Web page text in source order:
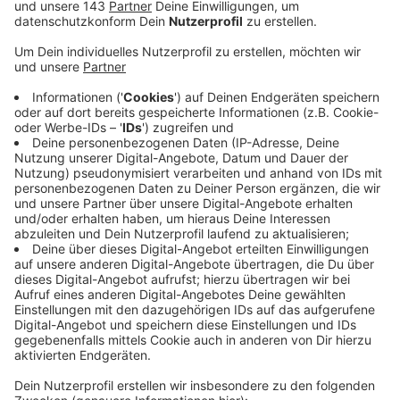
Deshalb haben das Justizministerium und die Uni
Witten/ Herdecke jetzt beschlossen,
Kooperationsvereinbarung unterschrieben. Der
Fachkräftemangel macht auch vor dem Justizvollzug
nicht Halt. Mit der Kooperation sollen auch in Zukunft
qualifizierte Ärzte für die Gefängnismedizin zur
Verfügung stehen. Schon während des Studiums
sollen angehende Mediziner an der Uni Witten/
Herdecke für die Arbeit im Justizvollzug begeistert
werden. Die Behandlung von Häftlingen ist ja doch
nochmal was anderes. In Zukunft soll
Gefängnismedizin also Teil des humanmedizinischen
Lehrplans der Privatuni sein – und zwar nicht nur
theoretisch, sondern auch praktisch. So sollen die
Studierenden Praktika in den medizinischen Bereichen
der Gefängnisse und dem Justizvollzugskrankenhaus